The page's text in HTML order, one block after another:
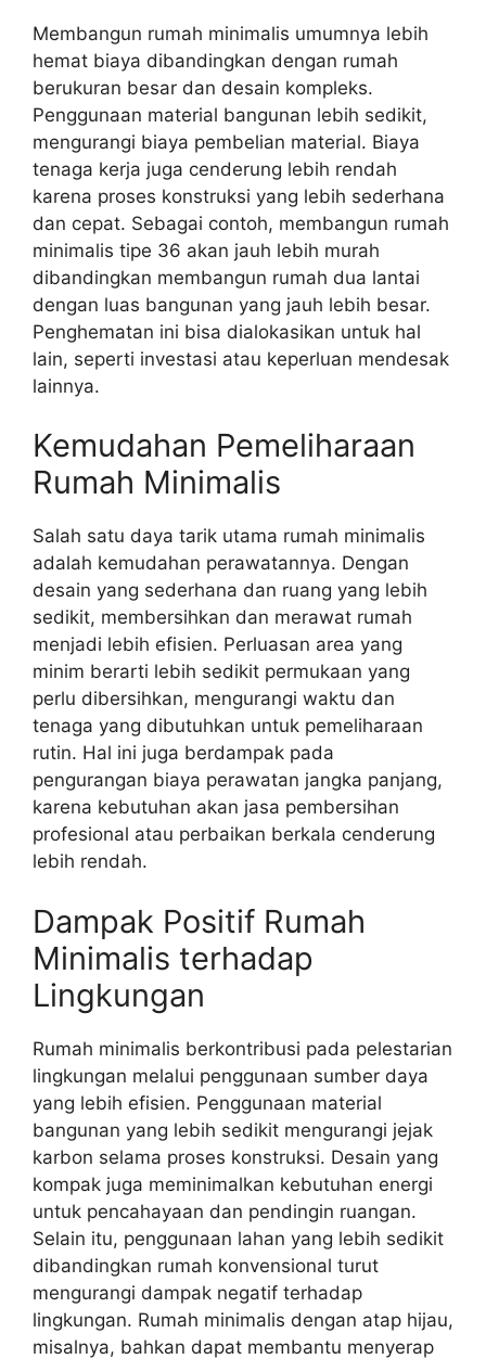
Membangun rumah minimalis umumnya lebih
hemat biaya dibandingkan dengan rumah
berukuran besar dan desain kompleks.
Penggunaan material bangunan lebih sedikit,
mengurangi biaya pembelian material. Biaya
tenaga kerja juga cenderung lebih rendah
karena proses konstruksi yang lebih sederhana
dan cepat. Sebagai contoh, membangun rumah
minimalis tipe 36 akan jauh lebih murah
dibandingkan membangun rumah dua lantai
dengan luas bangunan yang jauh lebih besar.
Penghematan ini bisa dialokasikan untuk hal
lain, seperti investasi atau keperluan mendesak
lainnya.
Kemudahan Pemeliharaan
Rumah Minimalis
Salah satu daya tarik utama rumah minimalis
adalah kemudahan perawatannya. Dengan
desain yang sederhana dan ruang yang lebih
sedikit, membersihkan dan merawat rumah
menjadi lebih efisien. Perluasan area yang
minim berarti lebih sedikit permukaan yang
perlu dibersihkan, mengurangi waktu dan
tenaga yang dibutuhkan untuk pemeliharaan
rutin. Hal ini juga berdampak pada
pengurangan biaya perawatan jangka panjang,
karena kebutuhan akan jasa pembersihan
profesional atau perbaikan berkala cenderung
lebih rendah.
Dampak Positif Rumah
Minimalis terhadap
Lingkungan
Rumah minimalis berkontribusi pada pelestarian
lingkungan melalui penggunaan sumber daya
yang lebih efisien. Penggunaan material
bangunan yang lebih sedikit mengurangi jejak
karbon selama proses konstruksi. Desain yang
kompak juga meminimalkan kebutuhan energi
untuk pencahayaan dan pendingin ruangan.
Selain itu, penggunaan lahan yang lebih sedikit
dibandingkan rumah konvensional turut
mengurangi dampak negatif terhadap
lingkungan. Rumah minimalis dengan atap hijau,
misalnya, bahkan dapat membantu menyerap